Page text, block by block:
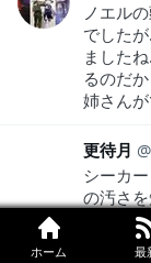
ホーム 最
ノエル
でした
ました
るのだ
姉さん
更待月
シーカ
の汚さ
てしま
てるなと